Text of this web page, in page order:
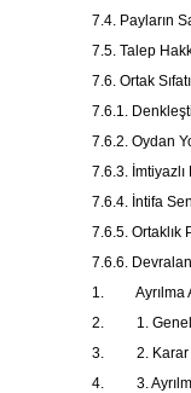
7.4. Payların
7.5. Talep
7.6. Ortak
7.6.1.
7.6.2. Oydan
7.6.3.
7.6.4. İntifa
7.6.5. Ortaklık
7.6.6.
1. Ayrılma
2. 1. Genel
3. 2. Karar
4. 3.